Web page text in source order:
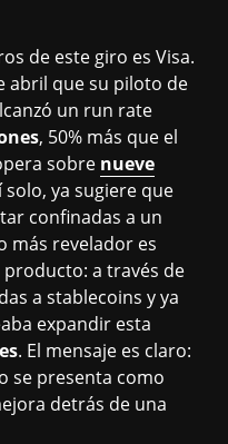
de este giro es Visa.
abril que su piloto de
un run rate
, 50% más que el
sobre nueve
solo, ya sugiere que
confinadas a un
más revelador es
producto: a través de
a stablecoins y ya
expandir esta
. El mensaje es claro:
se presenta como
detrás de una